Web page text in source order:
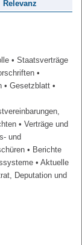
Relevanz
• Staatsverträge
•
• Gesetzblatt •
• Verträge und
und
• Berichte
• Aktuelle
Deputation und